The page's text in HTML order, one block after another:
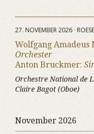
27. NOVEMBER 2026 ·
Wolfgang Amadeus
Orchester
Anton Bruckmer:
Orchestre National de
Claire Bagot (Oboe)
November 2026